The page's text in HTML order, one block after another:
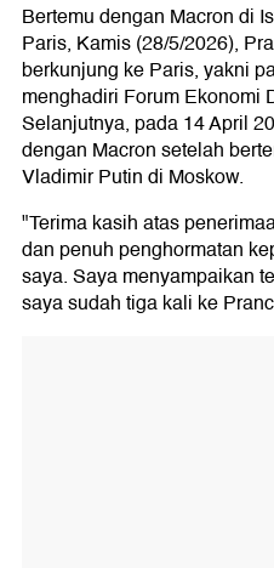
Bertemu dengan Macron di
Paris, Kamis (28/5/2026),
berkunjung ke Paris, yakni
menghadiri Forum Ekonomi
Selanjutnya, pada 14 April
dengan Macron setelah
Vladimir Putin di Moskow.
"Terima kasih atas
dan penuh penghormatan
saya. Saya menyampaikan
saya sudah tiga kali ke